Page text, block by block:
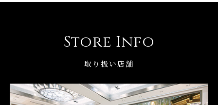
Store Info
取り扱い店舗